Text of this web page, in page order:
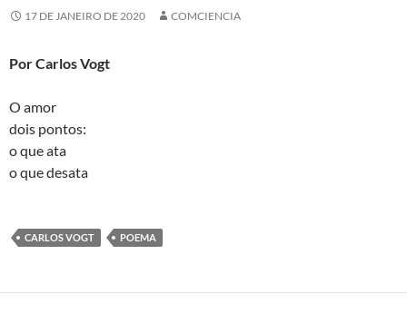
17 DE JANEIRO DE 2020 COMCIENCIA
Por Carlos Vogt
O amor
dois pontos:
o que ata
o que desata
CARLOS VOGT POEMA